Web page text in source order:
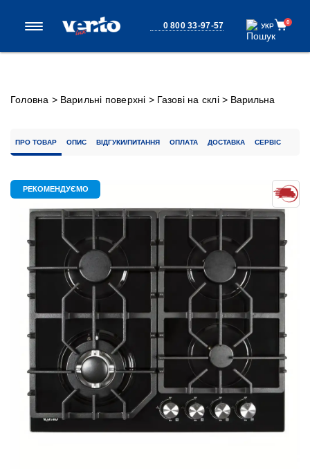
0 800 33-97-57 УКР
УКР 0
Головна > Варильні поверхні > Газові на склі> Варильна
ПРО ТОВАР ОПИС ВІДГУКИ/ПИТАННЯ ОПЛАТА ДОСТАВКА СЕРВІС
РЕКОМЕНДУЄМО